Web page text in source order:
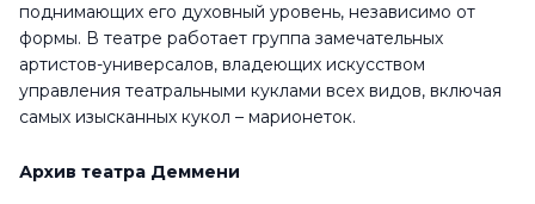
поднимающих его духовный уровень, независимо от
формы. В театре работает группа замечательных
артистов-универсалов, владеющих искусством
управления театральными куклами всех видов, включая
самых изысканных кукол – марионеток.
Архив театра Деммени